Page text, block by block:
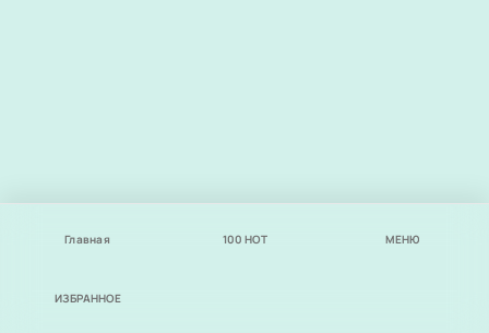
Главная 100 НОТ МЕНЮ
ИЗБРАННОЕ